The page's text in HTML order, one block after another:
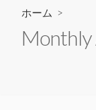
ホーム >
Monthly